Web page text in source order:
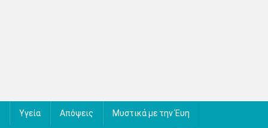
Υγεία Απόψεις Μυστικά με την Έυη